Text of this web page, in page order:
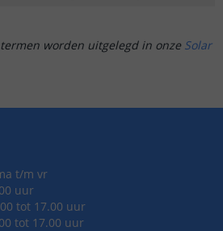
worden uitgelegd in onze Solar
t/m vr
uur
tot 17.00 uur
tot 17.00 uur